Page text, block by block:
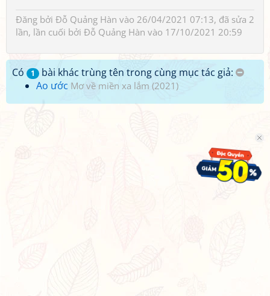
Đăng bởi Đỗ Quảng Hàn vào 26/04/2021 07:13, đã sửa 2
lần, lần cuối bởi Đỗ Quảng Hàn vào 17/10/2021 20:59
Có 1
bài khác trùng tên trong cùng mục tác giả:
Ao ước Mơ về miền xa lắm (2021)